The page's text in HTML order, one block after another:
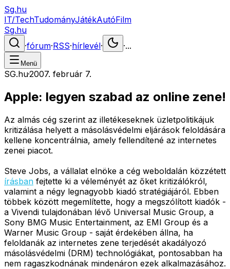
Sg.hu
IT/TechTudományJátékAutóFilm
Sg.hu
·fórum·RSS·hírlevél· ·...
Menü
SG.hu·2007. február 7.
Apple: legyen szabad az online zene!
Az almás cég szerint az illetékeseknek üzletpolitikájuk
kritizálása helyett a másolásvédelmi eljárások feloldására
kellene koncentrálnia, amely fellendítené az internetes
zenei piacot.
Steve Jobs, a vállalat elnöke a cég weboldalán közzétett
írásban fejtette ki a véleményét az őket kritizálókról,
valamint a négy legnagyobb kiadó stratégiájáról. Ebben
többek között megemlítette, hogy a megszólított kiadók -
a Vivendi tulajdonában lévő Universal Music Group, a
Sony BMG Music Entertainment, az EMI Group és a
Warner Music Group - saját érdekében állna, ha
feloldanák az internetes zene terjedését akadályozó
másolásvédelmi (DRM) technológiákat, pontosabban ha
nem ragaszkodnának mindenáron ezek alkalmazásához.